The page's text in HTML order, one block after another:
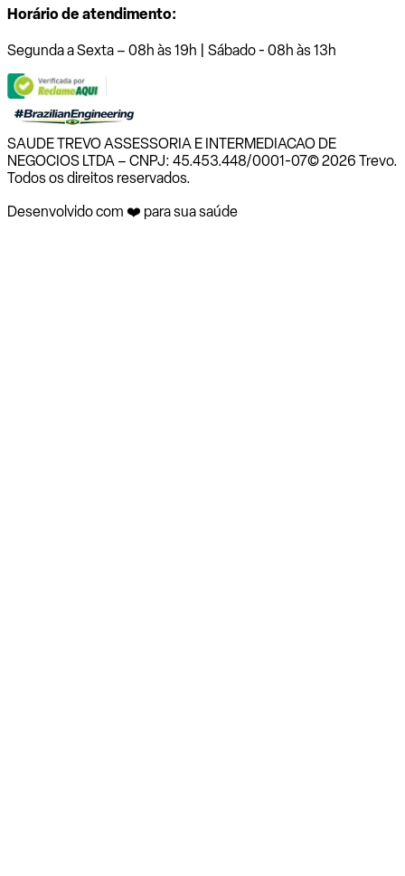
Horário de atendimento:
Segunda a Sexta – 08h às 19h | Sábado - 08h às 13h
SAUDE TREVO ASSESSORIA E INTERMEDIACAO DE
NEGOCIOS LTDA – CNPJ: 45.453.448/0001-07© 2026 Trevo.
Todos os direitos reservados.
Desenvolvido com ❤️ para sua saúde